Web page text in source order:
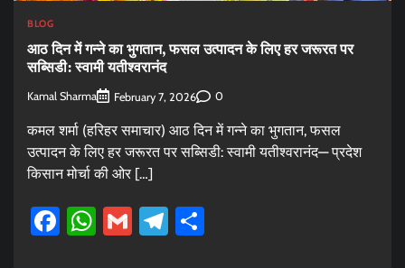
BLOG
आठ दिन में गन्ने का भुगतान, फसल उत्पादन के लिए हर जरूरत पर
सब्सिडी: स्वामी यतीश्वरानंद
Kamal Sharma February 7, 2026 0
कमल शर्मा (हरिहर समाचार) आठ दिन में गन्ने का भुगतान, फसल
उत्पादन के लिए हर जरूरत पर सब्सिडी: स्वामी यतीश्वरानंद— प्रदेश
किसान मोर्चा की ओर […]
Facebook
WhatsApp
GmailTelegram